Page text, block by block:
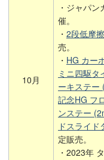
10月
・ジャパ
催。
・ 2段低摩
売。
・ HG カー
ミニ四駆タ
ーキステー
記念HG フ
ンステー
ドスライ
定販売。
・2023年